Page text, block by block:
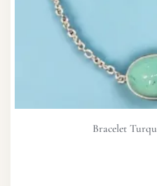
Bracelet